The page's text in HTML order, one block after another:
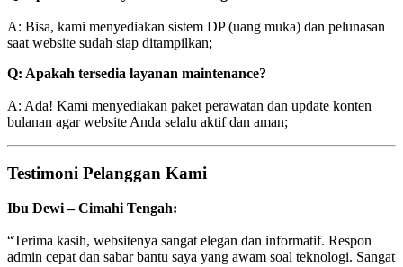
A: Bisa, kami menyediakan sistem DP (uang muka) dan pelunasan
saat website sudah siap ditampilkan;
Q: Apakah tersedia layanan maintenance?
A: Ada! Kami menyediakan paket perawatan dan update konten
bulanan agar website Anda selalu aktif dan aman;
Testimoni Pelanggan Kami
Ibu Dewi – Cimahi Tengah:
“Terima kasih, websitenya sangat elegan dan informatif. Respon
admin cepat dan sabar bantu saya yang awam soal teknologi. Sangat